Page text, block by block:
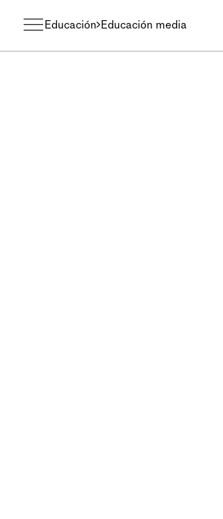
Educación Educación media